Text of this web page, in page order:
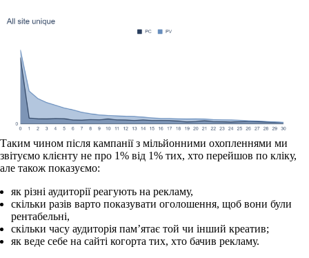
Таким чином після кампанії з мільйонними охопленнями ми
звітуємо клієнту не про 1% від 1% тих, хто перейшов по кліку,
але також показуємо:
як різні аудиторії реагують на рекламу,
скільки разів варто показувати оголошення, щоб вони були
рентабельні,
скільки часу аудиторія пам’ятає той чи інший креатив;
як веде себе на сайті когорта тих, хто бачив рекламу.